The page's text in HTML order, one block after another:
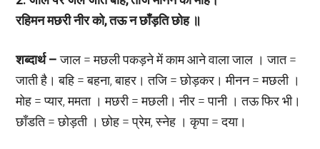
रहिमन मछरी नीर को, तऊ न छाँड़ति छोह ॥
शब्दार्थ –जाल = मछली पकड़ने में काम आने वाला जाल । जात =
जाती है। बहि = बहना, बाहर। तजि = छोड़कर। मीनन = मछली ।
मोह = प्यार, ममता । मछरी = मछली। नीर = पानी । तऊ फिर भी।
छाँडति = छोड़ती । छोह = प्रेम, स्नेह । कृपा = दया।